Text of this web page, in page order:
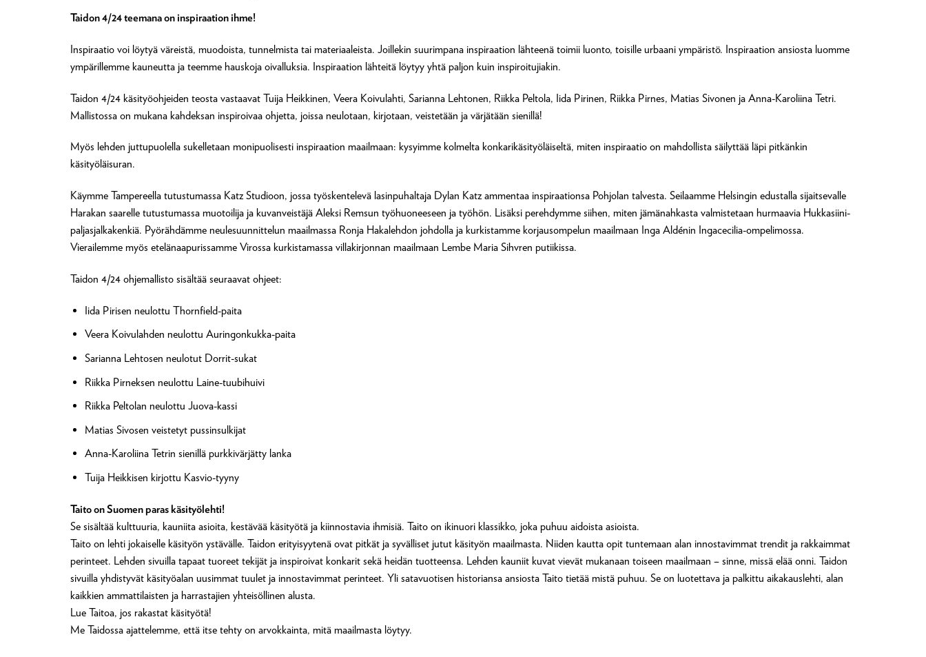
Taidon 4/24 teemana on inspiraation ihme!
Inspiraatio voi löytyä väreistä, muodoista, tunnelmista tai materiaaleista. Joillekin suurimpana inspiraation lähteenä toimii luonto, toisille urbaani ympäristö. Inspiraation ansiosta luomme
ympärillemme kauneutta ja teemme hauskoja oivalluksia. Inspiraation lähteitä löytyy yhtä paljon kuin inspiroitujiakin.
Taidon 4/24 käsityöohjeiden teosta vastaavat Tuija Heikkinen, Veera Koivulahti, Sarianna Lehtonen, Riikka Peltola, Iida Pirinen, Riikka Pirnes, Matias Sivonen ja Anna-Karoliina Tetri.
Mallistossa on mukana kahdeksan inspiroivaa ohjetta, joissa neulotaan, kirjotaan, veistetään ja värjätään sienillä!
Myös lehden juttupuolella sukelletaan monipuolisesti inspiraation maailmaan: kysyimme kolmelta konkarikäsityöläiseltä, miten inspiraatio on mahdollista säilyttää läpi pitkänkin
käsityöläisuran.
Käymme Tampereella tutustumassa Katz Studioon, jossa työskentelevä lasinpuhaltaja Dylan Katz ammentaa inspiraationsa Pohjolan talvesta. Seilaamme Helsingin edustalla sijaitsevalle
Harakan saarelle tutustumassa muotoilija ja kuvanveistäjä Aleksi Remsun työhuoneeseen ja työhön. Lisäksi perehdymme siihen, miten jämänahkasta valmistetaan hurmaavia Hukkasiini-
paljasjalkakenkiä. Pyörähdämme neulesuunnittelun maailmassa Ronja Hakalehdon johdolla ja kurkistamme korjausompelun maailmaan Inga Aldénin Ingacecilia-ompelimossa.
Vierailemme myös etelänaapurissamme Virossa kurkistamassa villakirjonnan maailmaan Lembe Maria Sihvren putiikissa.
Taidon 4/24 ohjemallisto sisältää seuraavat ohjeet:
Iida Pirisen neulottu Thornfield-paita
Veera Koivulahden neulottu Auringonkukka-paita
Sarianna Lehtosen neulotut Dorrit-sukat
Riikka Pirneksen neulottu Laine-tuubihuivi
Riikka Peltolan neulottu Juova-kassi
Matias Sivosen veistetyt pussinsulkijat
Anna-Karoliina Tetrin sienillä purkkivärjätty lanka
Tuija Heikkisen kirjottu Kasvio-tyyny
Taito on Suomen paras käsityölehti!
Se sisältää kulttuuria, kauniita asioita, kestävää käsityötä ja kiinnostavia ihmisiä. Taito on ikinuori klassikko, joka puhuu aidoista asioista.
Taito on lehti jokaiselle käsityön ystävälle. Taidon erityisyytenä ovat pitkät ja syvälliset jutut käsityön maailmasta. Niiden kautta opit tuntemaan alan innostavimmat trendit ja rakkaimmat
perinteet. Lehden sivuilla tapaat tuoreet tekijät ja inspiroivat konkarit sekä heidän tuotteensa. Lehden kauniit kuvat vievät mukanaan toiseen maailmaan – sinne, missä elää onni. Taidon
sivuilla yhdistyvät käsityöalan uusimmat tuulet ja innostavimmat perinteet. Yli satavuotisen historiansa ansiosta Taito tietää mistä puhuu. Se on luotettava ja palkittu aikakauslehti, alan
kaikkien ammattilaisten ja harrastajien yhteisöllinen alusta.
Lue Taitoa, jos rakastat käsityötä!
Me Taidossa ajattelemme, että itse tehty on arvokkainta, mitä maailmasta löytyy.